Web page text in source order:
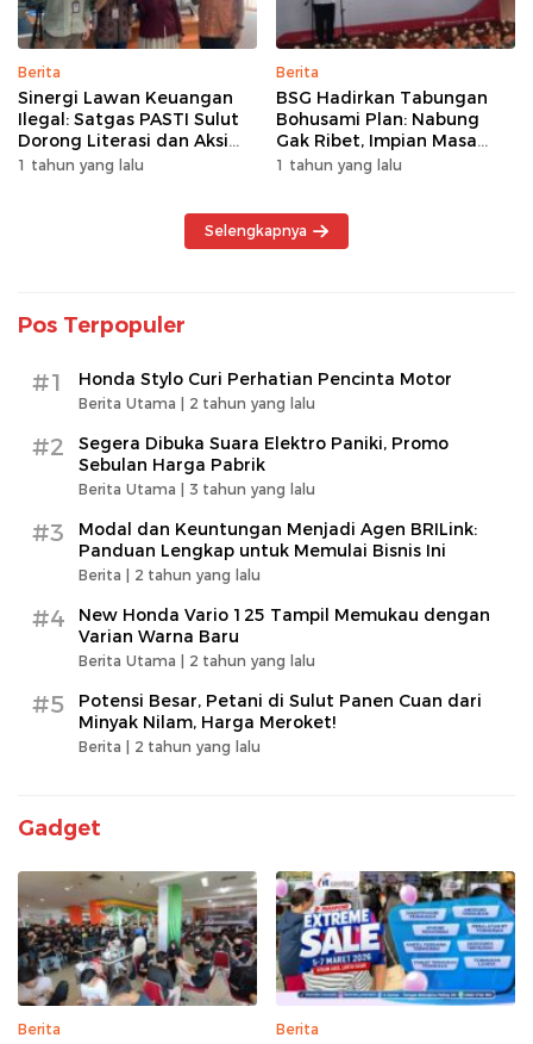
Berita
Sinergi Lawan Keuangan
Ilegal: Satgas PASTI Sulut
Dorong Literasi dan Aksi
Kolektif Masyarakat
1 tahun yang lalu
Berita
BSG Hadirkan Tabungan
Bohusami Plan: Nabung
Gak Ribet, Impian Masa
Depan Makin Dekat!
1 tahun yang lalu
Selengkapnya
Pos Terpopuler
#1 Honda Stylo Curi Perhatian Pencinta Motor
Berita Utama | 2 tahun yang lalu
#2
Segera Dibuka Suara Elektro Paniki, Promo
Sebulan Harga Pabrik
Berita Utama | 3 tahun yang lalu
#3
Modal dan Keuntungan Menjadi Agen BRILink:
Panduan Lengkap untuk Memulai Bisnis Ini
Berita | 2 tahun yang lalu
#4
New Honda Vario 125 Tampil Memukau dengan
Varian Warna Baru
Berita Utama | 2 tahun yang lalu
#5
Potensi Besar, Petani di Sulut Panen Cuan dari
Minyak Nilam, Harga Meroket!
Berita | 2 tahun yang lalu
Gadget
Berita Berita